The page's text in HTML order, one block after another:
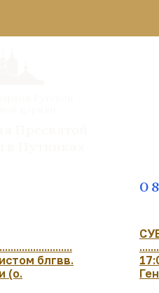
блгвв.
(о.